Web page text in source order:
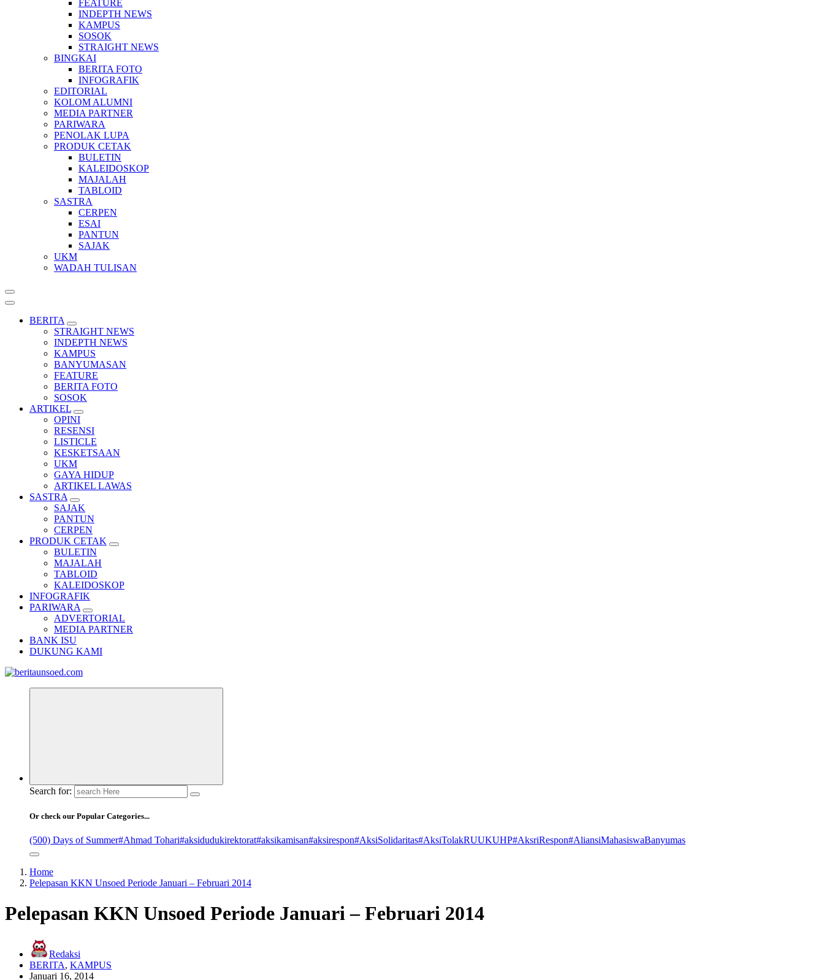
FEATURE
INDEPTH NEWS
KAMPUS
SOSOK
STRAIGHT NEWS
BINGKAI
BERITA FOTO
INFOGRAFIK
EDITORIAL
KOLOM ALUMNI
MEDIA PARTNER
PARIWARA
PENOLAK LUPA
PRODUK CETAK
BULETIN
KALEIDOSKOP
MAJALAH
TABLOID
SASTRA
CERPEN
ESAI
PANTUN
SAJAK
UKM
WADAH TULISAN
BERITA
STRAIGHT NEWS
INDEPTH NEWS
KAMPUS
BANYUMASAN
FEATURE
BERITA FOTO
SOSOK
ARTIKEL
OPINI
RESENSI
LISTICLE
KESKETSAAN
UKM
GAYA HIDUP
ARTIKEL LAWAS
SASTRA
SAJAK
PANTUN
CERPEN
PRODUK CETAK
BULETIN
MAJALAH
TABLOID
KALEIDOSKOP
INFOGRAFIK
PARIWARA
ADVERTORIAL
MEDIA PARTNER
BANK ISU
DUKUNG KAMI
Pemandu Wawasan Almamater
Search for:
Or check our Popular Categories...
(500) Days of Summer#Ahmad Tohari#aksidudukirektorat#aksikamisan#aksirespon#AksiSolidaritas#AksiTolakRUUKUHP#AksriRespon#AliansiMahasiswaBanyumas
Home
Pelepasan KKN Unsoed Periode Januari – Februari 2014
Pelepasan KKN Unsoed Periode Januari – Februari 2014
Redaksi
BERITA, KAMPUS
Januari 16, 2014